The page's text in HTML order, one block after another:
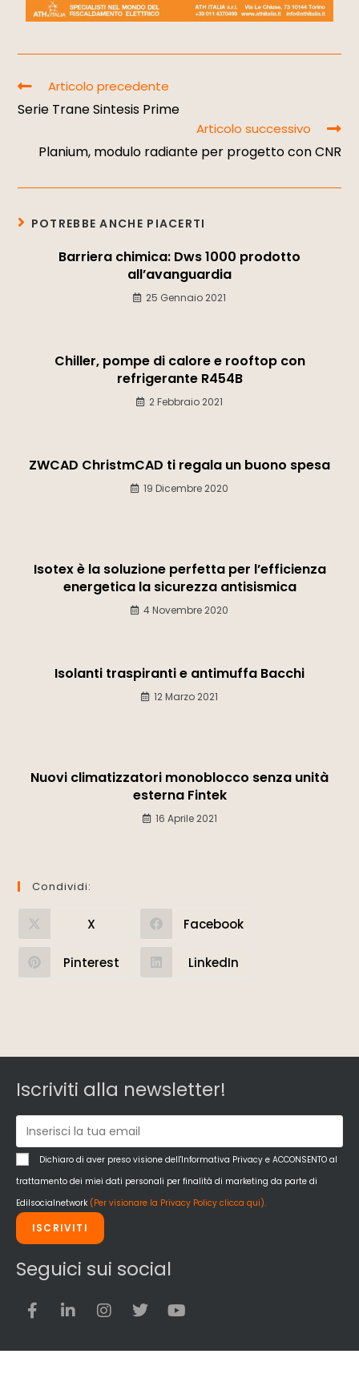
Articolo precedente
Serie Trane Sintesis Prime
Articolo successivo
Planium, modulo radiante per progetto con CNR
POTREBBE ANCHE PIACERTI
Barriera chimica: Dws 1000 prodotto
all’avanguardia
25 Gennaio 2021
Chiller, pompe di calore e rooftop con
refrigerante R454B
2 Febbraio 2021
ZWCAD ChristmCAD ti regala un buono spesa
19 Dicembre 2020
Isotex è la soluzione perfetta per l’efficienza
energetica la sicurezza antisismica
4 Novembre 2020
Isolanti traspiranti e antimuffa Bacchi
12 Marzo 2021
Nuovi climatizzatori monoblocco senza unità
esterna Fintek
16 Aprile 2021
Condividi:
X Facebook
Pinterest LinkedIn
Iscriviti alla newsletter!
Dichiaro di aver preso visione dell'Informativa Privacy e ACCONSENTO al
trattamento dei miei dati personali per finalità di marketing da parte di
Edilsocialnetwork (Per visionare la Privacy Policy clicca qui).
ISCRIVITI
Seguici sui social